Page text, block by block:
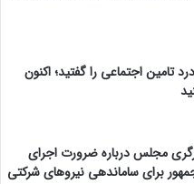
تامین اجتماعی را گفتید؛ اکنون
مجلس درباره ضرورت اجرای
برای ساماندهی نیروهای شرکتی